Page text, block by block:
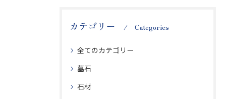
カテゴリー Categories
全てのカテゴリー
墓石
石材